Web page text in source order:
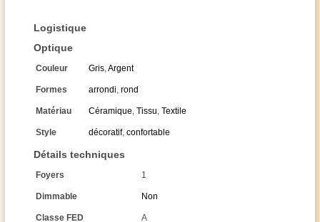
Logistique
Optique
Couleur Gris,Argent
Formes arrondi, rond
Matériau Céramique, Tissu, Textile
Style décoratif, confortable
Détails techniques
Foyers 1
Dimmable Non
Classe FED A